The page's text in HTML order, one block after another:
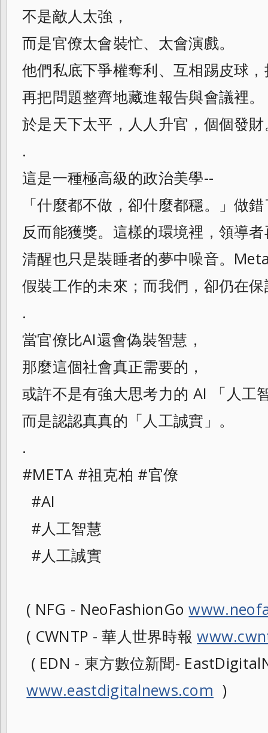
不是敵人太強，
而是官僚太會裝忙、太會演戲。
他們私底下爭權奪利、互相踢皮球
再把問題整齊地藏進報告與會議裡。
於是天下太平，人人升官，個個發
.
這是一種極高級的政治美學--
「什麼都不做，卻什麼都穩。」做
反而能獲獎。這樣的環境裡，領導
清醒也只是裝睡者的夢中噪音。
假裝工作的未來；而我們，卻仍在
.
當官僚比AI還會偽裝智慧，
那麼這個社會真正需要的，
或許不是有強大思考力的 AI 「人工
而是認認真真的「人工誠實」。
.
#META #祖克柏 #官僚
#AI
#人工智慧
#人工誠實
( NFG - NeoFashionGo
( CWNTP - 華人世界時報
( EDN - 東方數位新聞-
www.eastdigitalnews.com )